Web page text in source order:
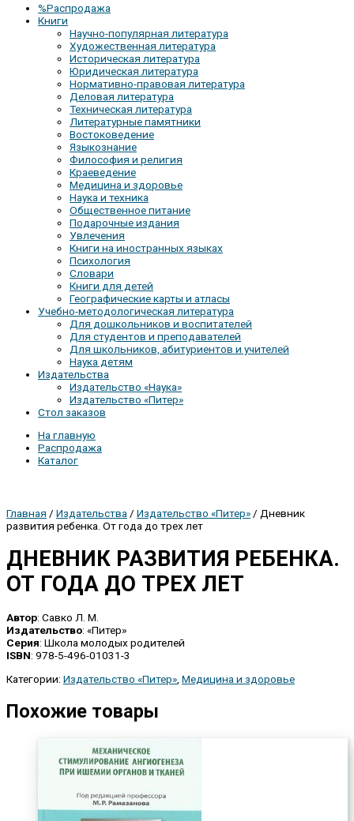
%Распродажа
Книги
Научно-популярная литература
Художественная литература
Историческая литература
Юридическая литература
Нормативно-правовая литература
Деловая литература
Техническая литература
Литературные памятники
Востоковедение
Языкознание
Философия и религия
Краеведение
Медицина и здоровье
Наука и техника
Общественное питание
Подарочные издания
Увлечения
Книги на иностранных языках
Психология
Словари
Книги для детей
Географические карты и атласы
Учебно-методологическая литература
Для дошкольников и воспитателей
Для студентов и преподавателей
Для школьников, абитуриентов и учителей
Наука детям
Издательства
Издательство «Наука»
Издательство «Питер»
Стол заказов
На главную
Распродажа
Каталог
Главная / Издательства / Издательство «Питер» / Дневник
развития ребенка. От года до трех лет
ДНЕВНИК РАЗВИТИЯ РЕБЕНКА.
ОТ ГОДА ДО ТРЕХ ЛЕТ
Автор: Савко Л. М.
Издательство: «Питер»
Серия: Школа молодых родителей
ISBN: 978-5-496-01031-3
Категории: Издательство «Питер» Медицина и здоровье
Похожие товары